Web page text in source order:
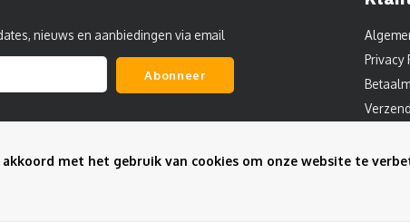
nieuws en aanbiedingen via email
Abonneer
Privacy
Sitemap
met het gebruik van cookies om onze website te